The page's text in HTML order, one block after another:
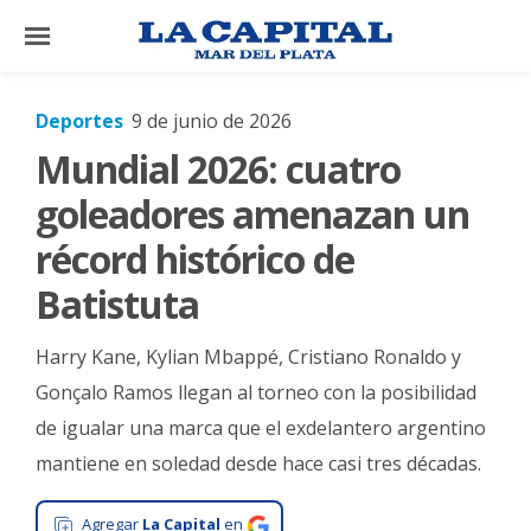
×
El
El
Mundo
La
Cultura
Tecnología
Gastronomía
Salud
Deportes 9 de junio de 2026
Mundial 2026: cuatro
goleadores amenazan un
récord histórico de
Batistuta
Harry Kane, Kylian Mbappé, Cristiano Ronaldo y
Gonçalo Ramos llegan al torneo con la posibilidad
de igualar una marca que el exdelantero argentino
mantiene en soledad desde hace casi tres décadas.
Agregar La Capital en